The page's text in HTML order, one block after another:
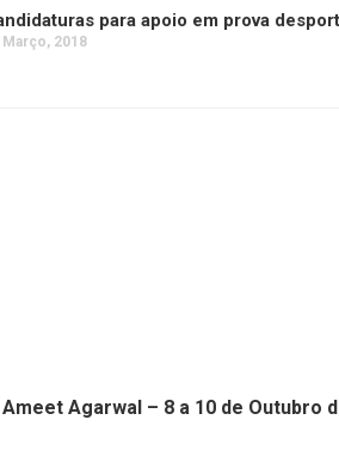
para apoio em prova
Março, 2018
Agarwal – 8 a 10 de Outubro